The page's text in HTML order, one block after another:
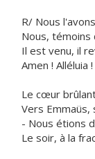
R/ Nous
Nous, témoins
Il est venu, il
Amen ! Alléluia
Le cœur
Vers Emmaüs,
- Nous étions
Le soir, à la